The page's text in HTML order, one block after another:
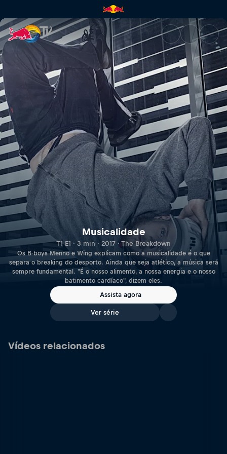
Musicalidade | Red Bull TV
Musicalidade
T1 E1 · 3 min · 2017 · The Breakdown
Os B-boys Menno e Wing explicam como a musicalidade é o que
separa o breaking do desporto. Ainda que seja atlético, a música será
sempre fundamental. "É o nosso alimento, a nossa energia e o nosso
batimento cardíaco", dizem eles.
Assista agora
Ver série
Vídeos relacionados